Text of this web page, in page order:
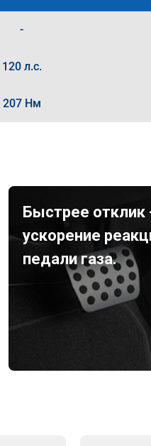
-
120 л.с.
207 Нм
Быстрее отклик
ускорение
педали газа.